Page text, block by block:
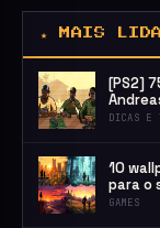
★ MAIS
[PS2]
DICAS E
10
para o
GAMES